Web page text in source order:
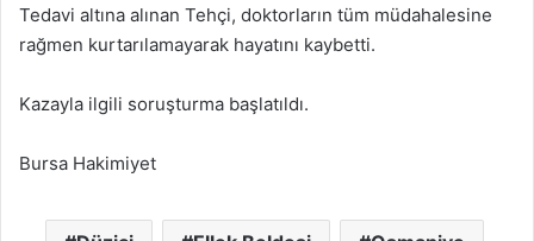
Tedavi altına alınan Tehçi, doktorların tüm müdahalesine
rağmen kurtarılamayarak hayatını kaybetti.
Kazayla ilgili soruşturma başlatıldı.
Bursa Hakimiyet